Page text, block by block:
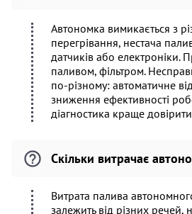
Автономка вимикається з
перегрівання, нестача
датчиків або електроніки.
паливом, фільтром.
по-різному: автоматичне
зниження ефективності
діагностика краще
Скільки витрачає
Витрата палива
залежить від різних речей,